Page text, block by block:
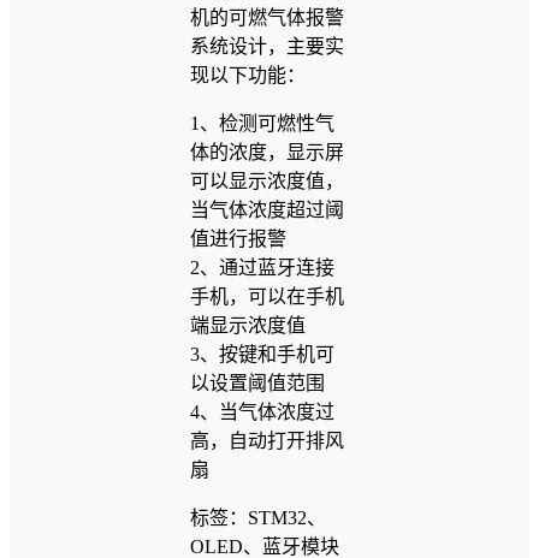
机的可燃气体报警
系统设计，主要实
现以下功能：
1、检测可燃性气
体的浓度，显示屏
可以显示浓度值，
当气体浓度超过阈
值进行报警
2、通过蓝牙连接
手机，可以在手机
端显示浓度值
3、按键和手机可
以设置阈值范围
4、当气体浓度过
高，自动打开排风
扇
标签：STM32、
OLED、蓝牙模块